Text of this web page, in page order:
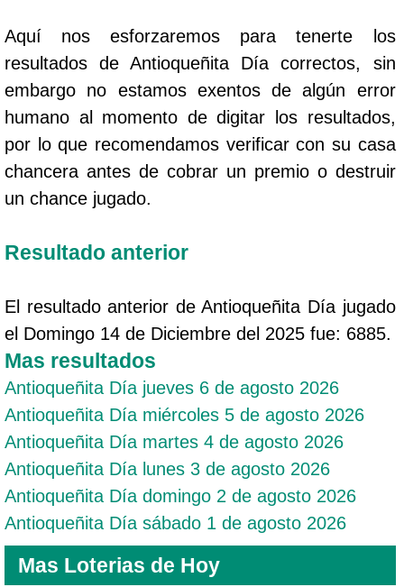
Aquí nos esforzaremos para tenerte los
resultados de Antioqueñita Día correctos, sin
embargo no estamos exentos de algún error
humano al momento de digitar los resultados,
por lo que recomendamos verificar con su casa
chancera antes de cobrar un premio o destruir
un chance jugado.
Resultado anterior
El resultado anterior de Antioqueñita Día jugado
el Domingo 14 de Diciembre del 2025 fue: 6885.
Mas resultados
Antioqueñita Día jueves 6 de agosto 2026
Antioqueñita Día miércoles 5 de agosto 2026
Antioqueñita Día martes 4 de agosto 2026
Antioqueñita Día lunes 3 de agosto 2026
Antioqueñita Día domingo 2 de agosto 2026
Antioqueñita Día sábado 1 de agosto 2026
Mas Loterias de Hoy